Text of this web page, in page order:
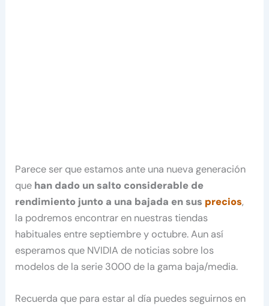
Parece ser que estamos ante una nueva generación
que han dado un salto considerable de
rendimiento junto a una bajada en sus precios,
la podremos encontrar en nuestras tiendas
habituales entre septiembre y octubre. Aun así
esperamos que NVIDIA de noticias sobre los
modelos de la serie 3000 de la gama baja/media.
Recuerda que para estar al día puedes seguirnos en